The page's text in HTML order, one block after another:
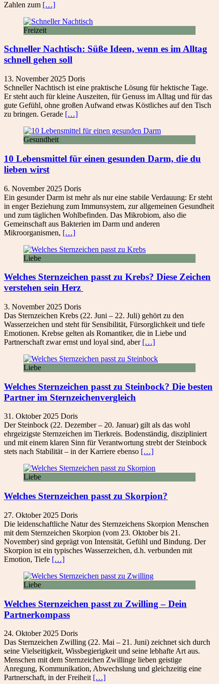
Zahlen zum […]
Freizeit
Schneller Nachtisch: Süße Ideen, wenn es im Alltag
schnell gehen soll
13. November 2025 Doris
Schneller Nachtisch ist eine praktische Lösung für hektische Tage.
Er steht auch für kleine Auszeiten, für Genuss im Alltag und für das
gute Gefühl, ohne großen Aufwand etwas Köstliches auf den Tisch
zu bringen. Gerade […]
Gesundheit
10 Lebensmittel für einen gesunden Darm, die du
lieben wirst
6. November 2025 Doris
Ein gesunder Darm ist mehr als nur eine stabile Verdauung: Er steht
in enger Beziehung zum Immunsystem, zur allgemeinen Gesundheit
und zum täglichen Wohlbefinden. Das Mikrobiom, also die
Gemeinschaft aus Bakterien im Darm und anderen
Mikroorganismen, […]
Liebe
Welches Sternzeichen passt zu Krebs? Diese Zeichen
verstehen sein Herz
3. November 2025 Doris
Das Sternzeichen Krebs (22. Juni – 22. Juli) gehört zu den
Wasserzeichen und steht für Sensibilität, Fürsorglichkeit und tiefe
Emotionen. Krebse gelten als Romantiker, die in Liebe und
Partnerschaft zwar ernst und loyal sind, aber […]
Liebe
Welches Sternzeichen passt zu Steinbock? Die besten
Partner im Sternzeichenvergleich
31. Oktober 2025 Doris
Der Steinbock (22. Dezember – 20. Januar) gilt als das wohl
ehrgeizigste Sternzeichen im Tierkreis. Bodenständig, diszipliniert
und mit einem klaren Sinn für Verantwortung strebt der Steinbock
stets nach Stabilität – in der Karriere ebenso […]
Liebe
Welches Sternzeichen passt zu Skorpion?
27. Oktober 2025 Doris
Die leidenschaftliche Natur des Sternzeichens Skorpion Menschen
mit dem Sternzeichen Skorpion (vom 23. Oktober bis 21.
November) sind geprägt von Intensität, Gefühl und Bindung. Der
Skorpion ist ein typisches Wasserzeichen, d.h. verbunden mit
Emotion, Tiefe […]
Liebe
Welches Sternzeichen passt zu Zwilling – Dein
Partner­kompass
24. Oktober 2025 Doris
Das Sternzeichen Zwilling (22. Mai – 21. Juni) zeichnet sich durch
seine Vielseitigkeit, Wissbegierigkeit und seine lebhafte Art aus.
Menschen mit dem Sternzeichen Zwillinge lieben geistige
Anregung, Kommunikation, Abwechslung und gleichzeitig eine
Partnerschaft, in der Freiheit […]